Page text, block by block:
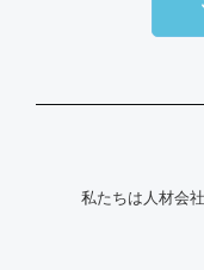
私たちは人材会